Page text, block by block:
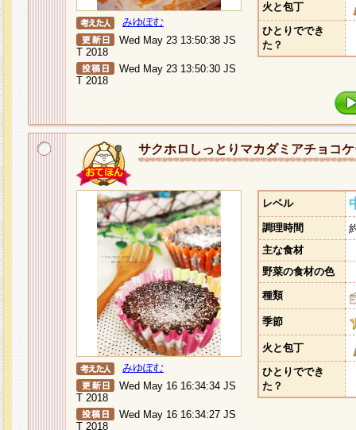
みゆぽむ
Wed May 23 13:50:38 JS
T 2018
Wed May 23 13:50:30 JS
T 2018
火と包丁
ひとりででき
た？
サクホロしっとりマカダミアチョコ
みゆぽむ
Wed May 16 16:34:34 JS
T 2018
Wed May 16 16:34:27 JS
T 2018
レベル
調理時間
主な食材
野菜の食材の色
種類
季節
火と包丁
ひとりででき
た？